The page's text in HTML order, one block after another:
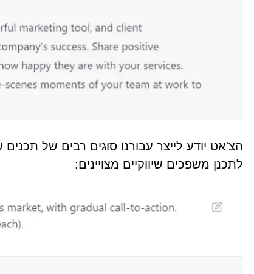
הצ'אט יודע לייצר עבורנו סוגים רבים של תכנים
לתכנן משפכים שיווקיים מצויינים: